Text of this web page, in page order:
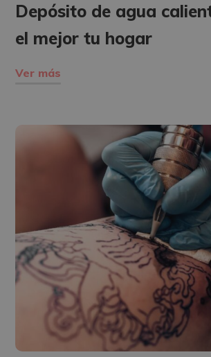
Depósito de agua
el mejor tu hogar
Ver más